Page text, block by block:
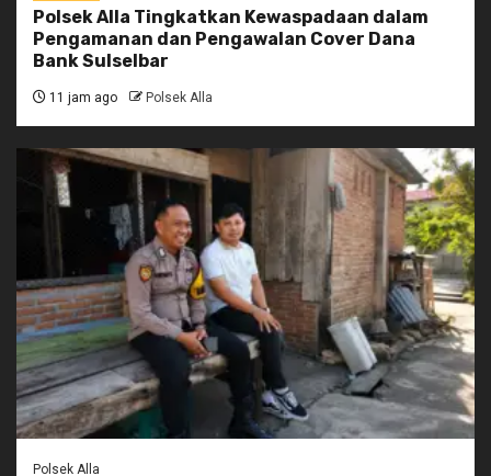
Polsek Alla Tingkatkan Kewaspadaan dalam
Pengamanan dan Pengawalan Cover Dana
Bank Sulselbar
11 jam ago Polsek Alla
Polsek Alla